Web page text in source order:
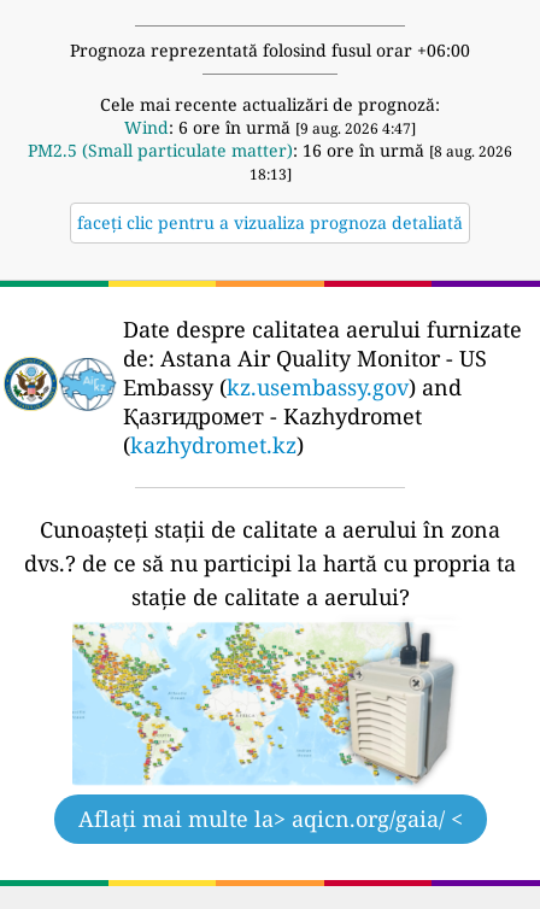
Prognoza reprezentată folosind fusul orar +06:00
Cele mai recente actualizări de prognoză:
Wind: 6 ore în urmă [9 aug. 2026 4:47]
PM2.5 (Small particulate matter): 16 ore în urmă [8 aug. 2026
18:13]
faceți clic pentru a vizualiza prognoza detaliată
Date despre calitatea aerului furnizate
de: Astana Air Quality Monitor - US
Embassy (kz.usembassy.gov) and
Қазгидромет - Kazhydromet
(kazhydromet.kz)
Cunoașteți stații de calitate a aerului în zona
dvs.? de ce să nu participi la hartă cu propria ta
stație de calitate a aerului?
Aflați mai multe la> aqicn.org/gaia/ <